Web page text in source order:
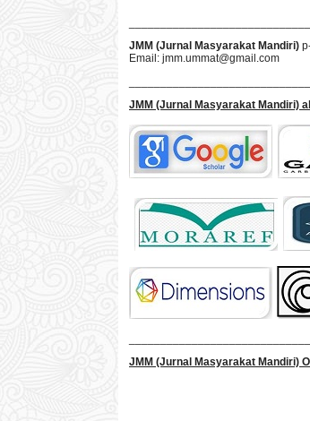
JMM (Jurnal Masyarakat Mandiri)
Email: jmm.ummat@gmail.com
JMM (Jurnal Masyarakat Mandiri)
JMM (Jurnal Masyarakat Mandiri)